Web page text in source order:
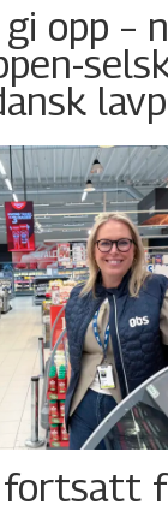
opp –
fortsatt